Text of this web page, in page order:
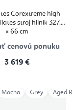
Corextreme high
stroj hliník 327,7
× 66 cm
cenovú ponuku
3 619 €
R8 Platforma
Mocha Grey Aged